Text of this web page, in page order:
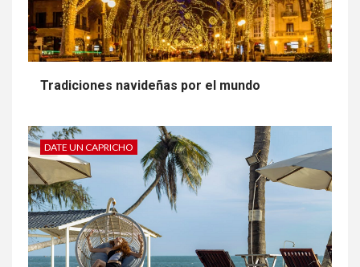
Tradiciones navideñas por el mundo
DATE UN CAPRICHO